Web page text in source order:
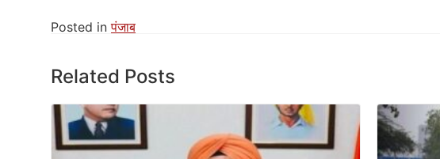
Posted inपंजाब
Related Posts